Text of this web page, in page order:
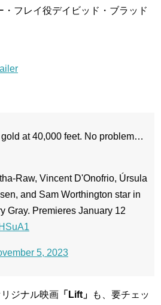
・フレイ役デイビッド・ブラッド
at 40,000 feet. No problem…
Raw, Vincent D'Onofrio, Úrsula
and Sam Worthington star in
Gray. Premieres January 12
5, 2023
ジナル映画 「Lift」
も、要チェッ